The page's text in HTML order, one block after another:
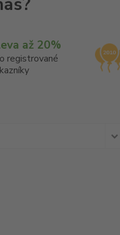
až 20%
registrované